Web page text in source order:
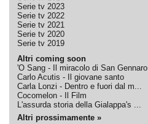
Serie tv 2023
Serie tv 2022
Serie tv 2021
Serie tv 2020
Serie tv 2019
Altri coming soon
'O Sang - Il miracolo di San Gennaro
Carlo Acutis - Il giovane santo
Carla Lonzi - Dentro e fuori dal m...
Cocomelon - Il Film
L'assurda storia della Gialappa's ...
Altri prossimamente »